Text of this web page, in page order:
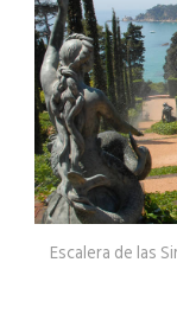
Escalera de las